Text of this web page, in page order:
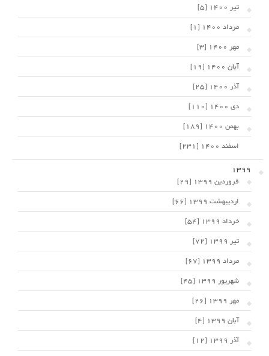
تیر 1400 [5]
مرداد 1400 [1]
مهر 1400 [3]
آبان 1400 [19]
آذر 1400 [25]
دی 1400 [110]
بهمن 1400 [189]
اسفند 1400 [231]
1399
فروردین 1399 [29]
اردیبهشت 1399 [66]
خرداد 1399 [54]
تیر 1399 [72]
مرداد 1399 [67]
شهریور 1399 [45]
مهر 1399 [26]
آبان 1399 [4]
آذر 1399 [12]